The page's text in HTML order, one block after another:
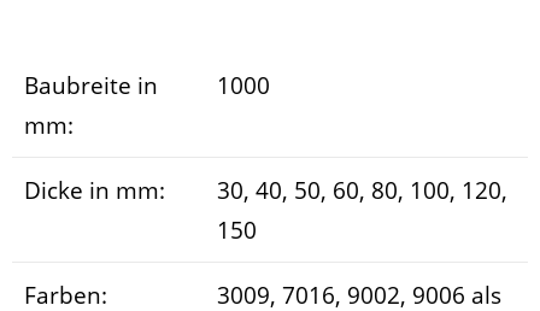
Baubreite in
mm:
1000
Dicke in mm:
30, 40, 50, 60, 80, 100, 120,
150
Farben:
3009, 7016, 9002, 9006 als